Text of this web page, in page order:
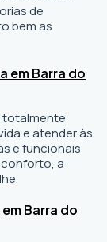
de
bem as
em Barra do
totalmente
e atender às
e funcionais
a
Barra do